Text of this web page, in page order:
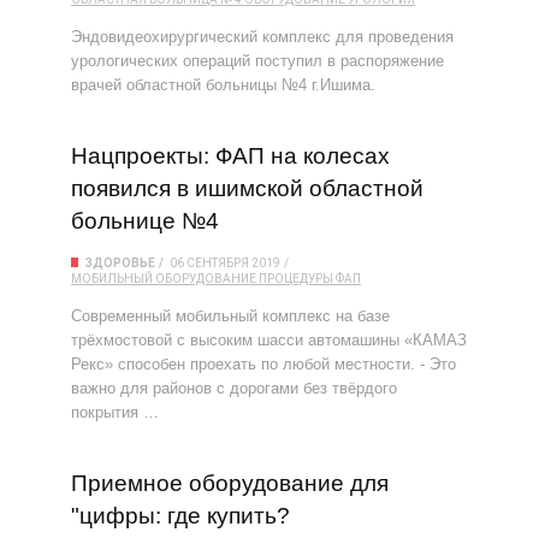
Эндовидеохирургический комплекс для проведения
урологических операций поступил в распоряжение
врачей областной больницы №4 г.Ишима.
Нацпроекты: ФАП на колесах
появился в ишимской областной
больнице №4
ЗДОРОВЬЕ
06 СЕНТЯБРЯ 2019
МОБИЛЬНЫЙ ОБОРУДОВАНИЕ ПРОЦЕДУРЫ ФАП
Современный мобильный комплекс на базе
трёхмостовой с высоким шасси автомашины «КАМАЗ
Рекс» способен проехать по любой местности. - Это
важно для районов с дорогами без твёрдого
покрытия …
Приемное оборудование для
"цифры: где купить?